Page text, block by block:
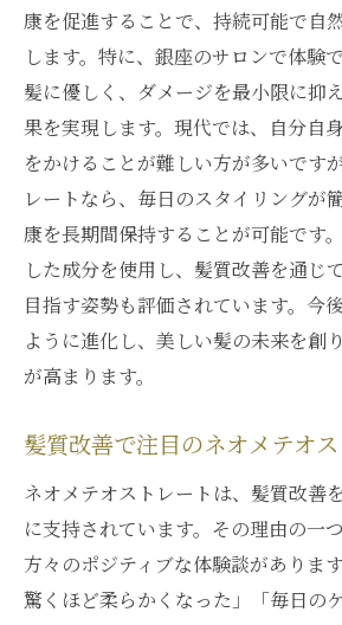
康を促進することで、持続可能で自
します。特に、銀座のサロンで体験
髪に優しく、ダメージを最小限に抑
果を実現します。現代では、自分自
をかけることが難しい方が多いです
レートなら、毎日のスタイリングが
康を長期間保持することが可能です
した成分を使用し、髪質改善を通じ
目指す姿勢も評価されています。今
ように進化し、美しい髪の未来を創
が高まります。
髪質改善で注目のネオメテオ
ネオメテオストレートは、髪質改善
に支持されています。その理由の一
方々のポジティブな体験談がありま
驚くほど柔らかくなった」「毎日の